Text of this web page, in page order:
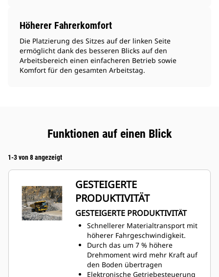
Höherer Fahrerkomfort
Die Platzierung des Sitzes auf der linken Seite
ermöglicht dank des besseren Blicks auf den
Arbeitsbereich einen einfacheren Betrieb sowie
Komfort für den gesamten Arbeitstag.
Funktionen auf einen Blick
1-3 von 8 angezeigt
GESTEIGERTE
PRODUKTIVITÄT
GESTEIGERTE PRODUKTIVITÄT
Schnellerer Materialtransport mit
höherer Fahrgeschwindigkeit.
Durch das um 7 % höhere
Drehmoment wird mehr Kraft auf
den Boden übertragen
Elektronische Getriebesteuerung